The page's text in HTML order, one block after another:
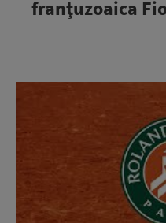
franţuzoaica